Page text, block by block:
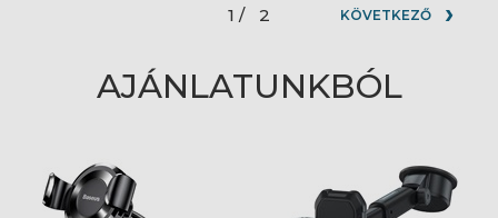
1 / 2 KÖVETKEZŐ
AJÁNLATUNKBÓL